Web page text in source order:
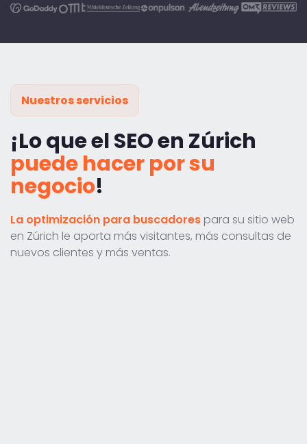
Nuestros servicios
¡Lo que el SEO en Zúrich
puede hacer por su
negocio!
La optimización para buscadores para su sitio web
en Zúrich le aporta más visitantes, más consultas de
nuevos clientes y más ventas.